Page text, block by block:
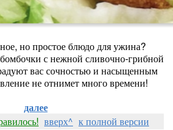
но простое блюдо для ужина?
с нежной сливочно‑грибной
вас сочностью и насыщенным
не отнимет много времени!
далее
вверх^ к полной версии